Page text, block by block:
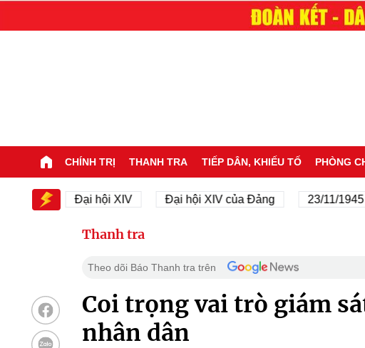
CHÍNH TRỊ THANH TRA TIẾP DÂN, KHIẾU TỐ PHÒNG
Đại hội XIV Đại hội XIV của Đảng 23/11/1945 -
Thanh tra
Theo dõi Báo Thanh tra trên
Coi trọng vai trò giám
nhân dân